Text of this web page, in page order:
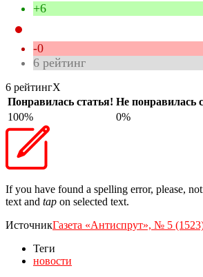
+6
-0
6 рейтинг
6 рейтингX
Понравилась статья! Не понравилась
100%
0%
If you have found a spelling error, please,
text and tap on selected text.
ИсточникГазета «Антиспрут», № 5
Теги
новости